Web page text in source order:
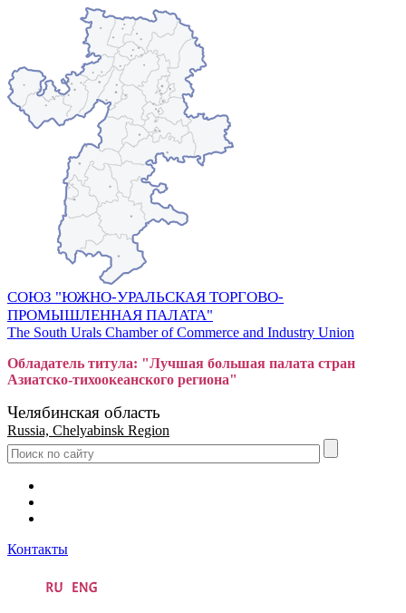
СОЮЗ "ЮЖНО-УРАЛЬСКАЯ ТОРГОВО-
ПРОМЫШЛЕННАЯ ПАЛАТА"
The South Urals Chamber of Commerce and Industry Union
Обладатель титула: "Лучшая большая палата стран
Азиатско-тихоокеанского региона"
Челябинская область
Russia, Chelyabinsk Region
Контакты